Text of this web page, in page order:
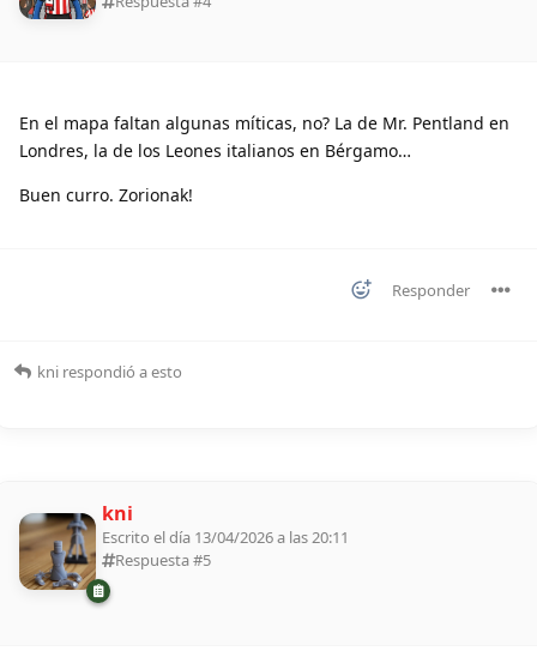
En el mapa faltan algunas míticas, no? La de Mr. Pentland en
Londres, la de los Leones italianos en Bérgamo…
Buen curro. Zorionak!
Responder
kni respondió a esto
kni
Escrito el día 13/04/2026 a las 20:11
Respuesta #5